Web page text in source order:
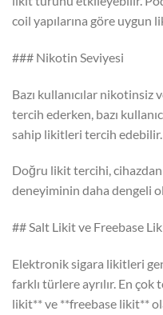
coil yapılarına göre uygun
### Nikotin Seviyesi
Bazı kullanıcılar
tercih ederken, bazı
sahip likitleri tercih edebilir.
Doğru likit tercihi, cihazdan
deneyiminin daha dengeli
## Salt Likit ve Freebase
Elektronik sigara likitleri
farklı türlere ayrılır. En
likit** ve **freebase likit**